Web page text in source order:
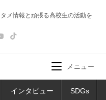
メ情報と頑張る高校生の活動を
インタビュー SDGs
メニュー